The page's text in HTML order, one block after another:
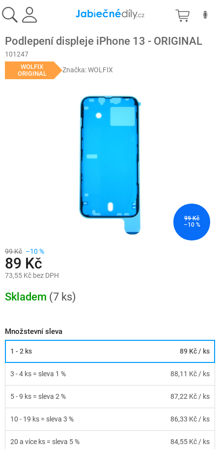
na
obsah
Podlepení displeje iPhone 13 - ORIGINAL
101247
WOLFIX
ORIGINAL
Značka:WOLFIX
99 Kč
–10 %
99 Kč –10 %
89 Kč
73,55 Kč bez DPH
cena:
Skladem (7 ks)
Množstevní sleva
1 - 2 ks 89 Kč/ ks
3 - 4 ks = sleva 1 % 88,11 Kč/ ks
5 - 9 ks = sleva 2 % 87,22 Kč/ ks
10 - 19 ks = sleva 3 % 86,33 Kč/ ks
20 a více ks = sleva 5 % 84,55 Kč/ ks